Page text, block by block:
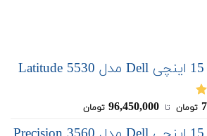
تومان ‌ تا ‌ 96,450,000 تومان